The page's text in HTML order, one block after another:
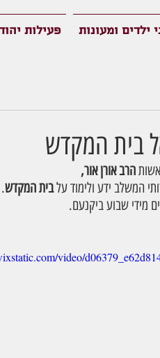
ילדים ומעונות פעילות
בית המקדש
הרב אורן אור,
המשלב ידע ולימוד על בית המקדש.
מידי שבוע ביקנעם.
video/